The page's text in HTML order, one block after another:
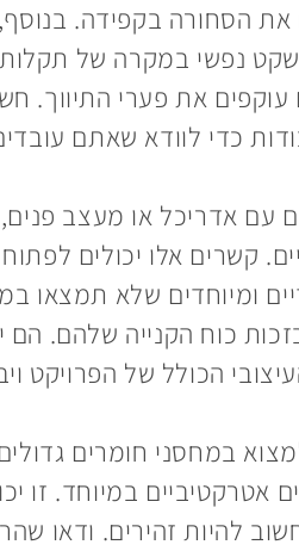
הסחורה בקפידה.
נפשי במקרה של
את פערי התיווך.
כדי לוודא שאתם
עם אדריכל או מעצב פנים,
קשרים אלו יכולים
ומיוחדים שלא תמצאו
כוח הקנייה שלהם. הם
הכולל של הפרויקט
במחסני חומרים
אטרקטיביים במיוחד. זו
להיות זהירים. ודאו